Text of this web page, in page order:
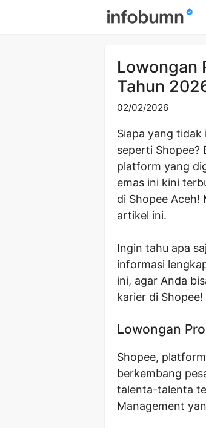
Lowongan
Tahun
02/02/2026
Siapa yang
seperti Shopee?
platform yang
emas ini kini
di Shopee Aceh!
artikel ini.
Ingin tahu apa
informasi
ini, agar Anda
karier di Shopee!
Lowongan
Shopee,
berkembang
talenta-talenta
Management